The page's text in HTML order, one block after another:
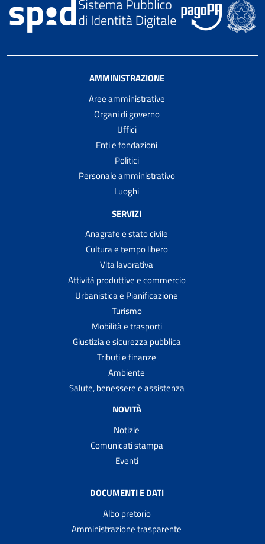
AMMINISTRAZIONE
Aree amministrative
Organi di governo
Uffici
Enti e fondazioni
Politici
Personale amministrativo
Luoghi
SERVIZI
Anagrafe e stato civile
Cultura e tempo libero
Vita lavorativa
Attività produttive e commercio
Urbanistica e Pianificazione
Turismo
Mobilità e trasporti
Giustizia e sicurezza pubblica
Tributi e finanze
Ambiente
Salute, benessere e assistenza
NOVITÀ
Notizie
Comunicati stampa
Eventi
DOCUMENTI E DATI
Albo pretorio
Amministrazione trasparente